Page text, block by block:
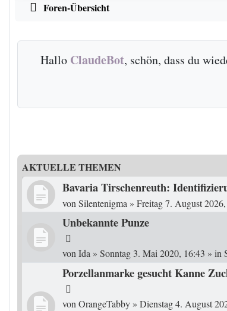
Foren-Übersicht
Hallo ClaudeBot, schön, dass du
AKTUELLE THEMEN
Bavaria Tirschenreuth:
von Silentenigma » Freitag 7. August
Unbekannte Punze
vonIda » Sonntag 3. Mai 2020, 16:43 » in
Porzellanmarke gesucht Kanne
von OrangeTabby » Dienstag 4. August